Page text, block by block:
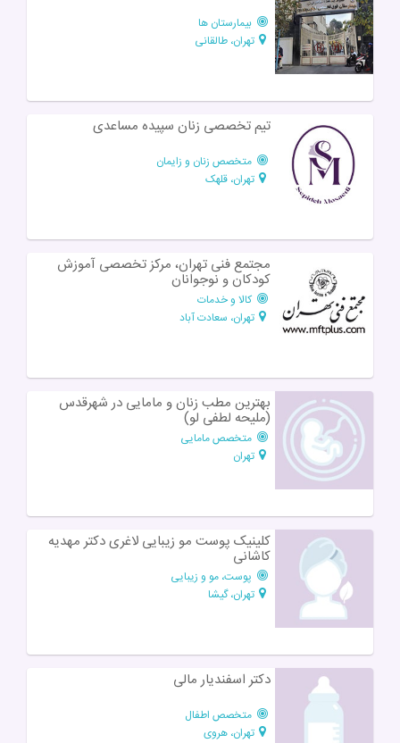
بیمارستان ها
تهران، طالقانی
تیم تخصصی زنان سپیده مساعدی
متخصص زنان و زایمان
تهران، قلهک
مجتمع فنی تهران، مرکز تخصصی آموزش
کودکان و نوجوانان
کالا و خدمات
تهران، سعادت آباد
بهترین مطب زنان و مامایی در شهرقدس
(ملیحه لطفی لو)
متخصص مامایی
تهران
کلینیک پوست مو زیبایی لاغری دکتر مهدیه
کاشانی
پوست، مو و زیبایی
تهران، گیشا
دکتر اسفندیار مالی
متخصص اطفال
تهران، هروی